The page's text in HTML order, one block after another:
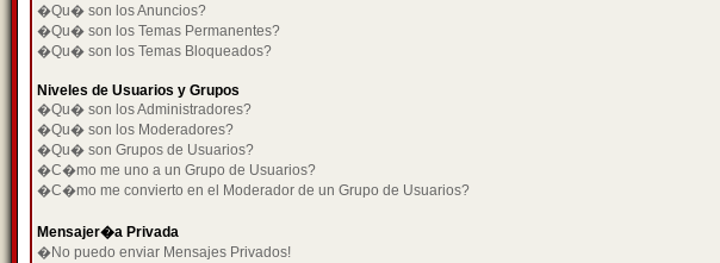
�Qu� son los Anuncios?
�Qu� son los Temas Permanentes?
�Qu� son los Temas Bloqueados?
Niveles de Usuarios y Grupos
�Qu� son los Administradores?
�Qu� son los Moderadores?
�Qu� son Grupos de Usuarios?
�C�mo me uno a un Grupo de Usuarios?
�C�mo me convierto en el Moderador de un Grupo de Usuarios?
Mensajer�a Privada
�No puedo enviar Mensajes Privados!